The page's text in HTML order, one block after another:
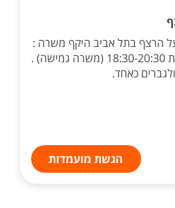
הרצף בתל אביב היקף משרה :
4 ימים בשבוע בין השעות 18:30-20:30 (משרה גמישה) .
כאחד.
הגשת מועמדות